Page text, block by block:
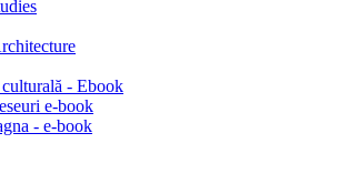
- Ebook
e-book
- e-book